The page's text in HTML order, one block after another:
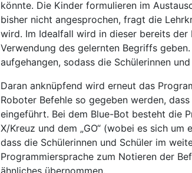
könnte. Die Kinder formulieren im
bisher nicht angesprochen, fragt die
wird. Im Idealfall wird in dieser bereits der
Verwendung des gelernten Begriffs
aufgehangen, sodass die Schülerinnen
Daran anknüpfend wird erneut das
Roboter Befehle so gegeben werden,
eingeführt. Bei dem Blue-Bot besteht die
X/Kreuz und dem „GO“ (wobei es sich
dass die Schülerinnen und Schüler im
Programmiersprache zum Notieren der